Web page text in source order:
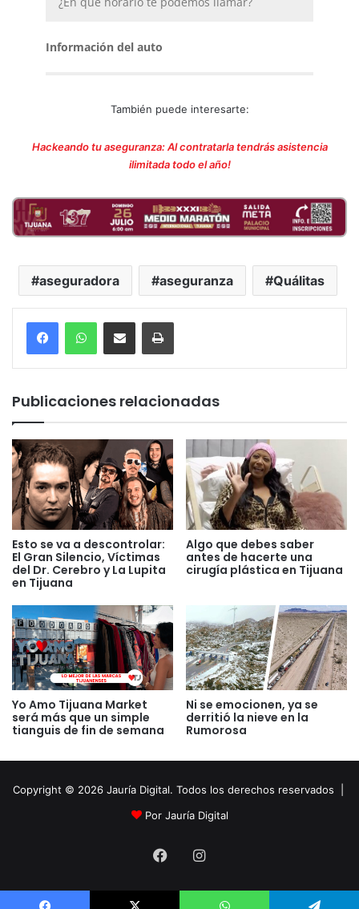
También puede interesarte:
Hackeando tu aseguranza: Al contratarla tendrás asistencia
ilimitada todo el año!
aseguradora aseguranza Quálitas
Compartir por correo electrónicoImprimir
Publicaciones relacionadas
Esto se va a descontrolar:
El Gran Silencio, Víctimas
del Dr. Cerebro y La Lupita
en Tijuana
Algo que debes saber
antes de hacerte una
cirugía plástica en Tijuana
Yo Amo Tijuana Market
será más que un simple
tianguis de fin de semana
Ni se emocionen, ya se
derritió la nieve en la
Rumorosa
Copyright © 2026 Jauría Digital. Todos los derechos reservados |
Por Jauría Digital
FacebookInstagram